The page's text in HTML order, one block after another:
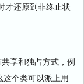
才还原到非终止状
享和独占方式，例
个类可以派上用